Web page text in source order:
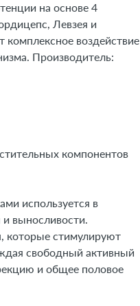
на основе 4
Левзея и
воздействие
Производитель:
компонентов
используется в
выносливости.
которые стимулируют
свободный активный
и общее половое